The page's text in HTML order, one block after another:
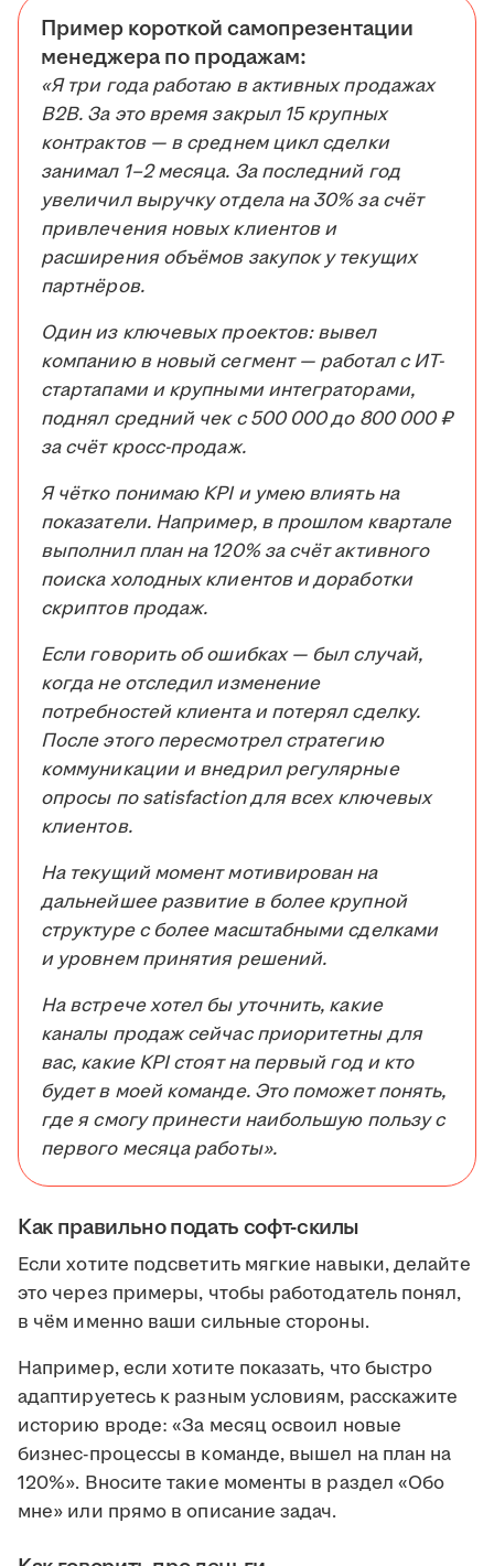
Пример короткой самопрезентации
менеджера по продажам:
«Я три года работаю в активных продажах
B2B. За это время закрыл 15 крупных
контрактов — в среднем цикл сделки
занимал 1–2 месяца. За последний год
увеличил выручку отдела на 30% за счёт
привлечения новых клиентов и
расширения объёмов закупок у текущих
партнёров.
Один из ключевых проектов: вывел
компанию в новый сегмент — работал с ИТ-
стартапами и крупными интеграторами,
поднял средний чек с 500 000 до 800 000 ₽
за счёт кросс-продаж.
Я чётко понимаю KPI и умею влиять на
показатели. Например, в прошлом квартале
выполнил план на 120% за счёт активного
поиска холодных клиентов и доработки
скриптов продаж.
Если говорить об ошибках — был случай,
когда не отследил изменение
потребностей клиента и потерял сделку.
После этого пересмотрел стратегию
коммуникации и внедрил регулярные
опросы по satisfaction для всех ключевых
клиентов.
На текущий момент мотивирован на
дальнейшее развитие в более крупной
структуре с более масштабными сделками
и уровнем принятия решений.
На встрече хотел бы уточнить, какие
каналы продаж сейчас приоритетны для
вас, какие KPI стоят на первый год и кто
будет в моей команде. Это поможет понять,
где я смогу принести наибольшую пользу с
первого месяца работы».
Как правильно подать софт-скилы
Если хотите подсветить мягкие навыки, делайте
это через примеры, чтобы работодатель понял,
в чём именно ваши сильные стороны.
Например, если хотите показать, что быстро
адаптируетесь к разным условиям, расскажите
историю вроде: «За месяц освоил новые
бизнес-процессы в команде, вышел на план на
120%». Вносите такие моменты в раздел «Обо
мне» или прямо в описание задач.